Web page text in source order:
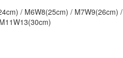
/ M6W8(25cm) / M7W9(26cm) /